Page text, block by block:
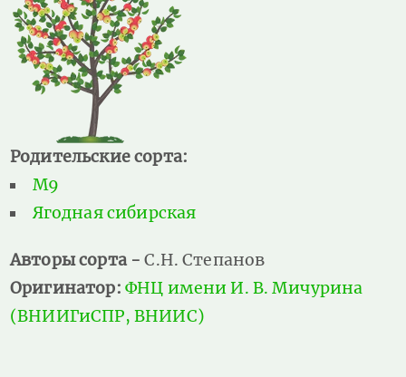
Родительские сорта:
М9
Ягодная сибирская
Авторы сорта -С.Н. Степанов
Оригинатор: ФНЦ имени И. В. Мичурина
(ВНИИГиСПР, ВНИИС)